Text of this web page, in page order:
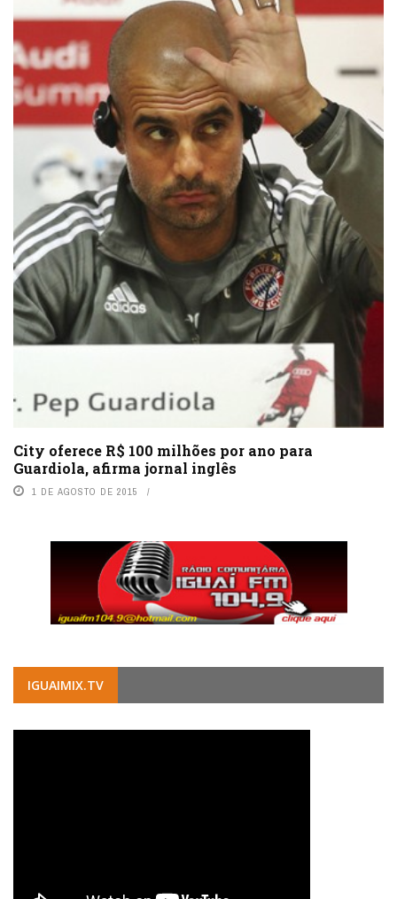
City oferece R$ 100 milhões por ano para
Guardiola, afirma jornal inglês
1 DE AGOSTO DE 2015
IGUAIMIX.TV